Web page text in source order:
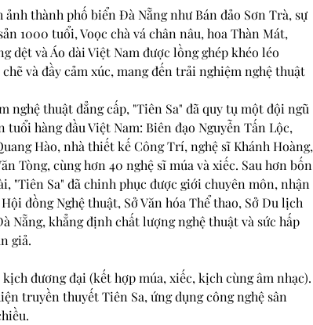
thành phố biển Đà Nẵng như Bán đảo Sơn Trà, sự
1000 tuổi, Voọc chà vá chân nâu, hoa Thàn Mát,
dệt và Áo dài Việt Nam được lồng ghép khéo léo
và đầy cảm xúc, mang đến trải nghiệm nghệ thuật
nghệ thuật đẳng cấp, "Tiên Sa" đã quy tụ một đội ngũ
tuổi hàng đầu Việt Nam: Biên đạo Nguyễn Tấn Lộc,
Hào, nhà thiết kế Công Trí, nghệ sĩ Khánh Hoàng,
Tòng, cùng hơn 40 nghệ sĩ múa và xiếc. Sau hơn bốn
"Tiên Sa" đã chinh phục được giới chuyên môn, nhận
đồng Nghệ thuật, Sở Văn hóa Thể thao, Sở Du lịch
Nẵng, khẳng định chất lượng nghệ thuật và sức hấp
giả.
kịch đương đại (kết hợp múa, xiếc, kịch cùng âm nhạc).
truyền thuyết Tiên Sa, ứng dụng công nghệ sân